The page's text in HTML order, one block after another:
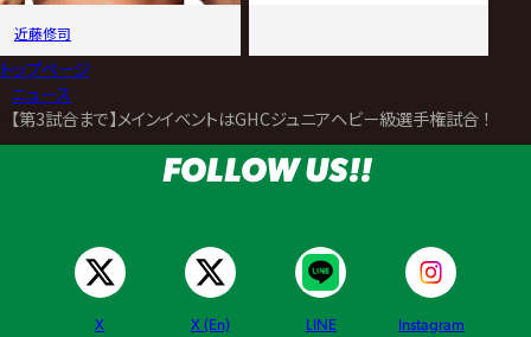
近藤修司
トップページ
ニュース
【第3試合まで】メインイベントはGHCジュニアヘビー級選手権試合 ！
FOLLOW US!!
X X (En) LINE Instagram